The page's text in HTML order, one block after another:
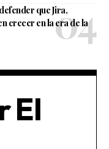
que Jira,
crecer en la era de la
El